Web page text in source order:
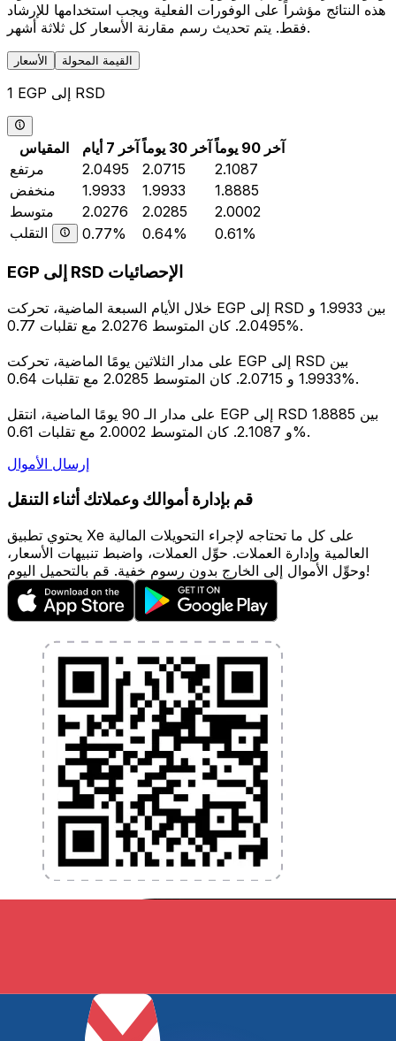
هذه النتائج مؤشراً على الوفورات الفعلية ويجب استخدامها للإرشاد
فقط. يتم تحديث رسم مقارنة الأسعار كل ثلاثة أشهر.
الأسعار القيمة المحولة
1 EGP إلى RSD
المقياس آخر 7 أيام آخر 30 يوماً
آخر 90 يوماً
مرتفع
2.0495 2.0715
2.1087
منخفض
1.9933 1.9933
1.8885
متوسط
2.0276 2.0285
2.0002
التقلب
0.77% 0.64% 0.61%
EGP إلى RSD الإحصائيات
خلال الأيام السبعة الماضية، تحركت EGP إلى RSD بين 1.9933 و
2.0495. كان المتوسط 2.0276 مع تقلبات 0.77%.
على مدار الثلاثين يومًا الماضية، تحركت EGP إلى RSD بين
1.9933 و 2.0715. كان المتوسط 2.0285 مع تقلبات 0.64%.
على مدار الـ 90 يومًا الماضية، انتقل EGP إلى RSD بين 1.8885
و 2.1087. كان المتوسط 2.0002 مع تقلبات 0.61%.
إرسال الأموال
قم بإدارة أموالك وعملاتك أثناء التنقل
يحتوي تطبيق Xe على كل ما تحتاجه لإجراء التحويلات المالية
العالمية وإدارة العملات. حوِّل العملات، واضبط تنبيهات الأسعار،
وحوِّل الأموال إلى الخارج بدون رسوم خفية. قم بالتحميل اليوم!